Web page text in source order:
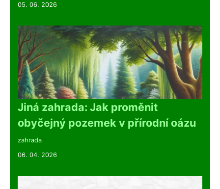
05. 06. 2026
Jiná zahrada: Jak proměnit
obyčejný pozemek v přírodní oázu
zahrada
06. 04. 2026